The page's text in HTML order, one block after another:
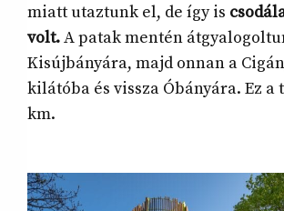
miatt utaztunk el, de így is
volt.A patak mentén
Kisújbányára, majd onnan a
kilátóba és vissza Óbányára. Ez a
km.